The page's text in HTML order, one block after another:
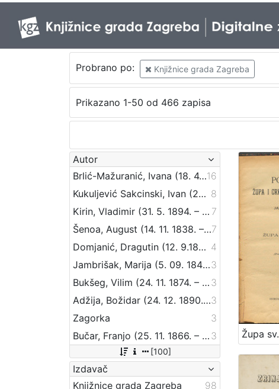
Probrano po: Knjižnice grada Zagreba
Prikazano 1-50 od 466 zapisa
Autor
Brlić-Mažuranić, Ivana (18. 4. 1874. – 21. 9. 1938.)16
Kukuljević Sakcinski, Ivan (29. 5. 1816. – 1. 8. 1889.) 8
Kirin, Vladimir (31. 5. 1894. – 5. 10. 1963.) 7
Šenoa, August (14. 11. 1838. – 13. 12. 1881.)7
Domjanić, Dragutin (12. 9.1875. – 07. 6.1933.) 4
Jambrišak, Marija (5. 09. 1847 – 23. 01. 1937)3
Bukšeg, Vilim (24. 11. 1874. – 1. 03. 1924.) 3
Adžija, Božidar (24. 12. 1890. – 9. 07. 1941.)3
Zagorka
3
Bučar, Franjo (25. 11. 1866. – 26. 12. 1946.) 3
[100]
Izdavač
Knjižnice grada Zagreba
98